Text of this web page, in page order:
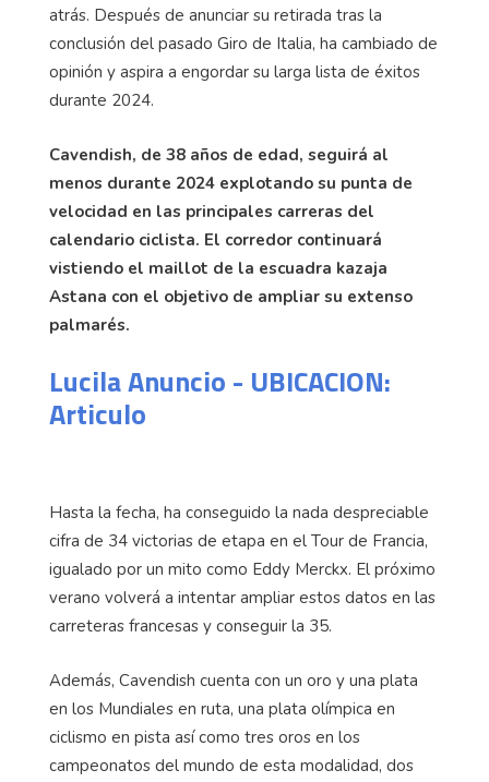
atrás. Después de anunciar su retirada tras la
conclusión del pasado Giro de Italia, ha cambiado de
opinión y aspira a engordar su larga lista de éxitos
durante 2024.
Cavendish, de 38 años de edad, seguirá al
menos durante 2024 explotando su punta de
velocidad en las principales carreras del
calendario ciclista. El corredor continuará
vistiendo el maillot de la escuadra kazaja
Astana con el objetivo de ampliar su extenso
palmarés.
Lucila Anuncio - UBICACION:
Articulo
Hasta la fecha, ha conseguido la nada despreciable
cifra de 34 victorias de etapa en el Tour de Francia,
igualado por un mito como Eddy Merckx. El próximo
verano volverá a intentar ampliar estos datos en las
carreteras francesas y conseguir la 35.
Además, Cavendish cuenta con un oro y una plata
en los Mundiales en ruta, una plata olímpica en
ciclismo en pista así como tres oros en los
campeonatos del mundo de esta modalidad, dos